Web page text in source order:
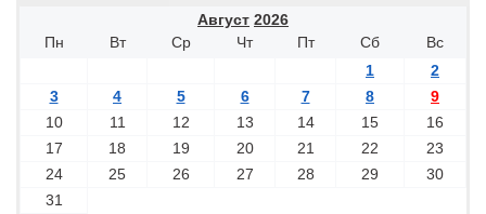
Август 2026
Пн
Вт Ср Чт Пт Сб
Вс
1
2
3
4 5 6 7 8
9
10
11 12 13 14 15
16
17
18 19 20 21 22
23
24
25 26 27 28 29
30
31